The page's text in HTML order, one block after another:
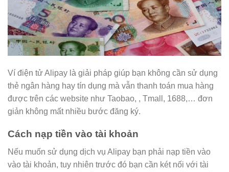
Ví điện tử Alipay là giải pháp giúp bạn không cần sử dụng
thẻ ngân hàng hay tín dụng mà vẫn thanh toán mua hàng
được trên các website như Taobao, , Tmall, 1688,… đơn
giản không mất nhiều bước đăng ký.
Cách nạp tiền vào tài khoản
Nếu muốn sử dụng dịch vụ Alipay bạn phải nạp tiền vào
vào tài khoản, tuy nhiên trước đó bạn cần két nối với tài